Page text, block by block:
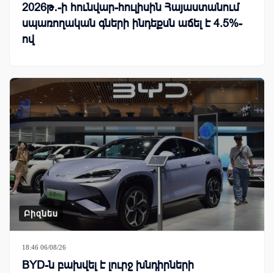
2026թ․-ի հունվար-հուլիսին Հայաստանում
սպառողական գների ինդեքսն աճել է 4.5%-
ով
Բիզնես
18:46 06/08/26
BYD-ն բախվել է լուրջ խնդիրների